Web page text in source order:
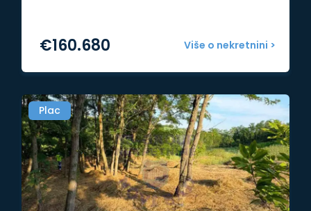
Više o nekretnini >
€160.680
Plac